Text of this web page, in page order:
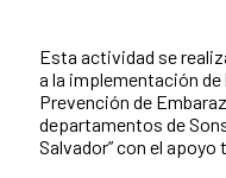
News content
Esta actividad se
a la implementación
Prevención de
departamentos de
Salvador” con el